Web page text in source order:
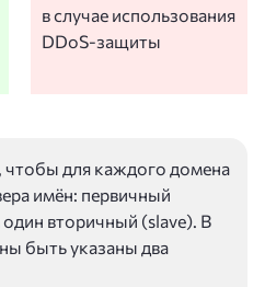
в случае использования
DDoS-защиты
чтобы для каждого домена
имён: первичный
вторичный (slave). В
быть указаны два